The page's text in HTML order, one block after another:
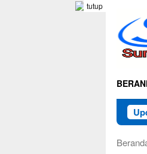
konten
tutup